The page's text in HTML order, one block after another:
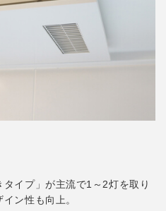
タイプ」が主流で1～2灯を取り
ン性も向上。